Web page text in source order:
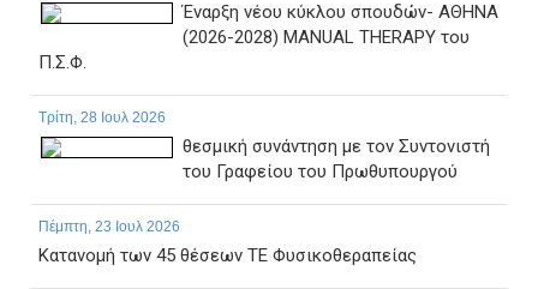
Έναρξη νέου κύκλου σπουδών- ΑΘΗΝΑ
(2026-2028) MANUAL THERAPY του
Π.Σ.Φ.
Τρίτη, 28 Ιουλ 2026
θεσμική συνάντηση με τον Συντονιστή
του Γραφείου του Πρωθυπουργού
Πέμπτη, 23 Ιουλ 2026
Κατανομή των 45 θέσεων ΤΕ Φυσικοθεραπείας